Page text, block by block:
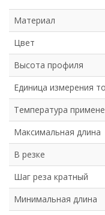
Материал
Цвет
Высота профиля
Единица измерения
Температура
Максимальная длина
В резке
Шаг реза кратный
Минимальная длина